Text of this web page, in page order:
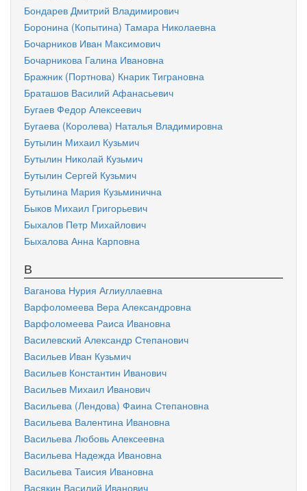
Бондарев Дмитрий Владимирович
Боронина (Копытина) Тамара Николаевна
Бочарников Иван Максимович
Бочарникова Галина Ивановна
Бражник (Портнова) Кнарик Тиграновна
Браташов Василий Афанасьевич
Бугаев Федор Алексеевич
Бугаева (Королева) Наталья Владимировна
Бутылин Михаил Кузьмич
Бутылин Николай Кузьмич
Бутылин Сергей Кузьмич
Бутылина Мария Кузьминична
Быков Михаил Григорьевич
Быхалов Петр Михайлович
Быхалова Анна Карповна
В
Ваганова Нурия Аглиуллаевна
Варфоломеева Вера Александровна
Варфоломеева Раиса Ивановна
Василевский Александр Степанович
Васильев Иван Кузьмич
Васильев Константин Иванович
Васильев Михаил Иванович
Васильева (Лендова) Фаина Степановна
Васильева Валентина Ивановна
Васильева Любовь Алексеевна
Васильева Надежда Ивановна
Васильева Таисия Ивановна
Васякин Василий Иванович